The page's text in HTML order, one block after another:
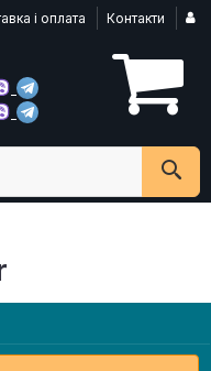
і оплата Контакти